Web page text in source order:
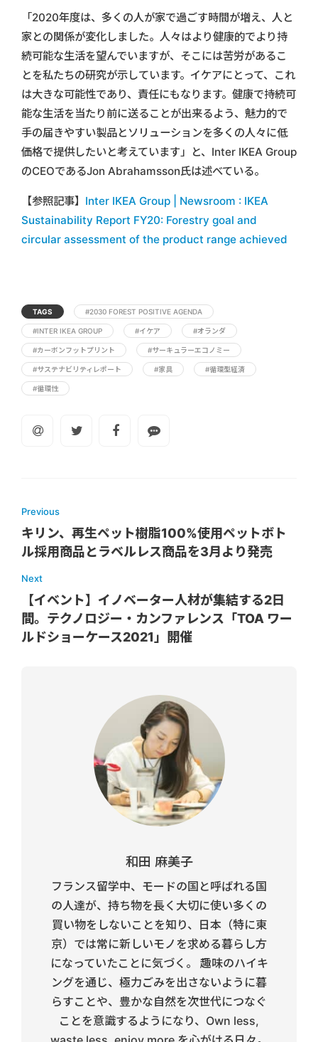
「2020年度は、多くの人が家で過ごす時間が増え、人と
家との関係が変化しました。人々はより健康的でより持
続可能な生活を望んでいますが、そこには苦労があるこ
とを私たちの研究が示しています。イケアにとって、これ
は大きな可能性であり、責任にもなります。健康で持続可
能な生活を当たり前に送ることが出来るよう、魅力的で
手の届きやすい製品とソリューションを多くの人々に低
価格で提供したいと考えています」と、Inter IKEA Group
のCEOであるJon Abrahamsson氏は述べている。
【参照記事】 Inter IKEA Group | Newsroom : IKEA
Sustainability Report FY20: Forestry goal and
circular assessment of the product range achieved
TAGS #2030 FOREST POSITIVE AGENDA
#INTER IKEA GROUP #イケア #オランダ
#カーボンフットプリント #サーキュラーエコノミー
#サステナビリティレポート #家具 #循環型経済
#循環性
Previous
キリン、再生ペット樹脂100%使用ペットボト
ル採用商品とラベルレス商品を3月より発売
Next
【イベント】イノベーター人材が集結する2日
間。テクノロジー・カンファレンス「TOA ワー
ルドショーケース2021」開催
和田 麻美子
フランス留学中、モードの国と呼ばれる国
の人達が、持ち物を長く大切に使い多くの
買い物をしないことを知り、日本（特に東
京）では常に新しいモノを求める暮らし方
になっていたことに気づく。 趣味のハイキ
ングを通じ、極力ごみを出さないように暮
らすことや、豊かな自然を次世代につなぐ
ことを意識するようになり、Own less,